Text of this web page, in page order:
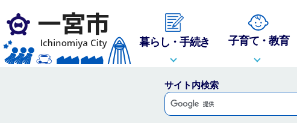
暮らし・手続き 子育て・教育
サイト内検索